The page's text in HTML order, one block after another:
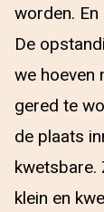
worden.
De
we hoeven
gered te
de plaats
kwetsbare.
klein en